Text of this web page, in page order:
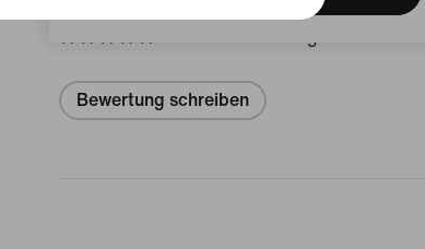
Bewertung schreiben